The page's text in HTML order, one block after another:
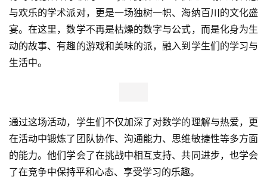
投
融
资
人
汽
车
&
与欢乐的学术派对，更是一场独树一帜、海纳百川的文化盛
宴。在这里，数学不再是枯燥的数字与公式，而是化身为生
动的故事、有趣的游戏和美味的派，融入到学生们的学习与
生活中。
通过这场活动，学生们不仅加深了对数学的理解与热爱，更
在活动中锻炼了团队协作、沟通能力、思维敏捷性等多方面
的能力。他们学会了在挑战中相互支持、共同进步，也学会
了在竞争中保持平和心态、享受学习的乐趣。